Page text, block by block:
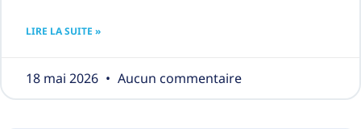
LIRE LA SUITE »
18 mai 2026 Aucun commentaire